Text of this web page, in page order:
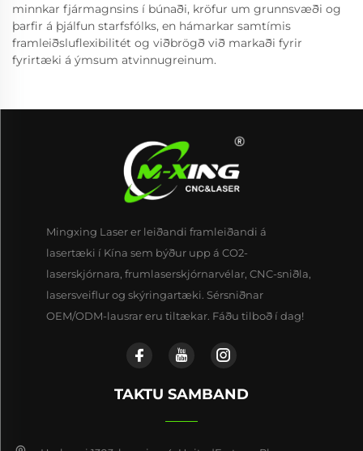
minnkar fjármagnsins í búnaði, kröfur um grunnsvæði og
þarfir á þjálfun starfsfólks, en hámarkar samtímis
framleiðsluflexibilitét og viðbrögð við markaði fyrir
fyrirtæki á ýmsum atvinnugreinum.
Mingxing Laser er leiðandi framleiðandi á
lasertæki í Kína sem býður upp á CO2-
laserskjórnara, frumlaserskjórnarvélar, CNC-sniðla,
lasersveiflur og skýringartæki. Sérsniðnar
OEM/ODM-lausrar eru tiltækar. Fáðu tilboð í dag!
TAKTU SAMBAND